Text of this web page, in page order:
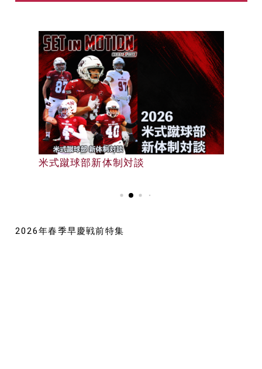
早大野球部選手名鑑
米式蹴球部新体制対談
早大野球部選手名鑑
2026年春季早慶戦前特集